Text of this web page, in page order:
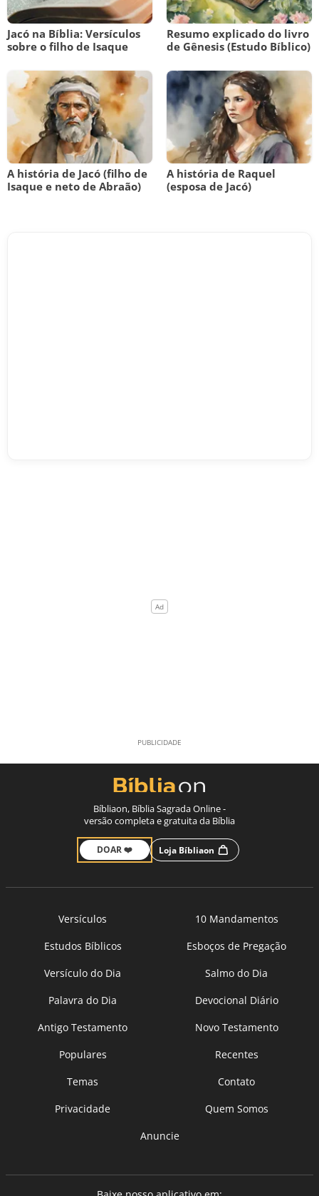
Jacó na Bíblia: Versículos
sobre o filho de Isaque
Resumo explicado do livro
de Gênesis (Estudo Bíblico)
A história de Jacó (filho de
Isaque e neto de Abraão)
A história de Raquel
(esposa de Jacó)
Bíbliaon, Bíblia Sagrada Online -
versão completa e gratuita da Bíblia
DOAR ❤️ Loja Bíbliaon
Versículos
10 Mandamentos
Estudos Bíblicos
Esboços de Pregação
Versículo do Dia
Salmo do Dia
Palavra do Dia
Devocional Diário
Antigo Testamento
Novo Testamento
Populares
Recentes
Temas
Contato
Privacidade
Quem Somos
Anuncie